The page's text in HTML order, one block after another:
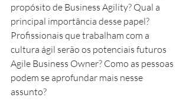
propósito de Business Agility? Qual a
principal importância desse papel?
Profissionais que trabalham com a
cultura ágil serão os potenciais futuros
Agile Business Owner? Como as pessoas
podem se aprofundar mais nesse
assunto?